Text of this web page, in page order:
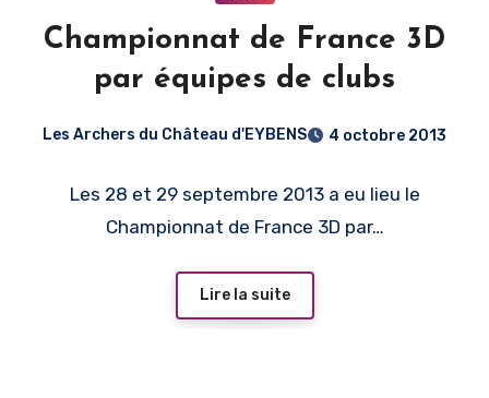
Championnat de France 3D
par équipes de clubs
Les Archers du Château d'EYBENS 4 octobre 2013
Les 28 et 29 septembre 2013 a eu lieu le
Championnat de France 3D par…
Lire la suite